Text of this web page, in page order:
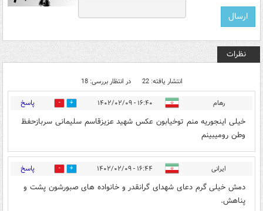
نظرات
انتشار یافته: 22 در انتظار بررسی: 18
رهام ۱۶:۴۰ - ۱۴۰۲/۰۲/۰۹ 47 پاسخ
خیلی اینجوریه منم توخیابون عکس شهید عزیزقاسم سلیمانی سربازحفظ
وطن رومیبینم
ایرانی ۱۶:۴۴ - ۱۴۰۲/۰۲/۰۹ 46 پاسخ
دمش خیلی گرم دعای شهدای گرانقدر و خانواده های صبورشون پشت و
پناهش.